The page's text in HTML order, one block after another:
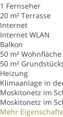
1 Fernseher
20 m² Terrasse
Internet
Internet WLAN
Balkon
50 m² Wohnfläche
50 m²
Heizung
Klimaanlage in
Moskitonetz im
Moskitonetz im
Mehr